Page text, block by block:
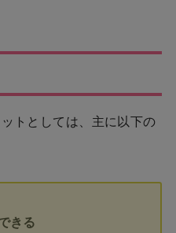
トとしては、主に以下の
きる